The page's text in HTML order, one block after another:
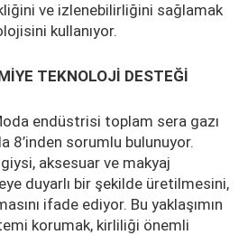
ve izlenebilirliğini sağlamak
kullanıyor.
TEKNOLOJİ DESTEĞİ
endüstrisi toplam sera gazı
8’inden sorumlu bulunuyor.
aksesuar ve makyaj
duyarlı bir şekilde üretilmesini,
ifade ediyor. Bu yaklaşımın
korumak, kirliliği önemli